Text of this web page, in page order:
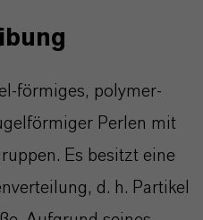
förmiges, polymer-
Perlen mit
Es besitzt eine
d. h. Partikel